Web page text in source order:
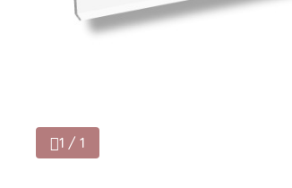
1 / 1